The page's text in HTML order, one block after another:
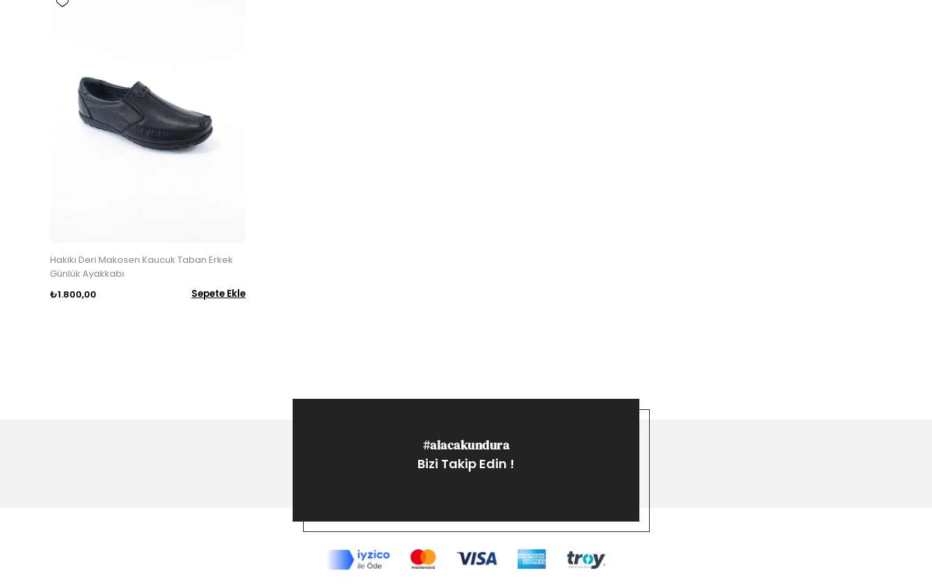
Hakiki Deri Makosen Kaucuk Taban Erkek
Günlük Ayakkabı
₺1.800,00
Sepete Ekle
#alacakundura
Bizi Takip Edin !